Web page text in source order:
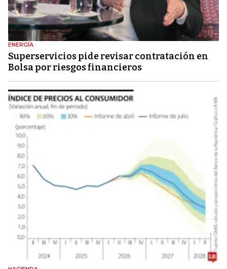
ENERGÍA
Superservicios pide revisar contratación en
Bolsa por riesgos financieros